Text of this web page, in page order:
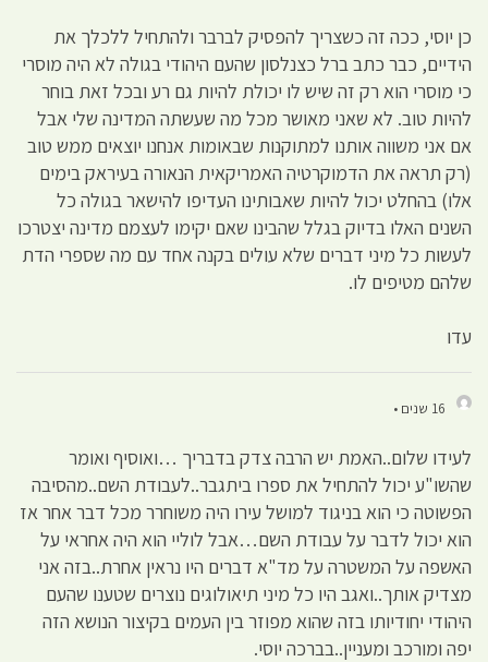
כן יוסי, ככה זה כשצריך להפסיק לברבר ולהתחיל ללכלך את
הידיים, כבר כתב ברל כצנלסון שהעם היהודי בגולה לא היה מוסרי
כי מוסרי הוא רק זה שיש לו יכולת להיות גם רע ובכל זאת בוחר
להיות טוב. לא שאני מאושר מכל מה שעשתה המדינה שלי אבל
אם אני משווה אותנו למתוקנות שבאומות אנחנו יוצאים ממש טוב
(רק תראה את הדמוקרטיה האמריקאית הנאורה בעיראק בימים
אלו) בהחלט יכול להיות שאבותינו העדיפו להישאר בגולה כל
השנים האלו בדיוק בגלל שהבינו שאם יקימו לעצמם מדינה יצטרכו
לעשות כל מיני דברים שלא עולים בקנה אחד עם מה שספרי הדת
שלהם מטיפים לו.
עדו
16 שנים •
לעידו שלום..האמת יש הרבה צדק בדבריך …ואוסיף ואומר
שהשו"ע יכול להתחיל את ספרו ביתגבר..לעבודת השם..מהסיבה
הפשוטה כי הוא בניגוד למושל עירו היה משוחרר מכל דבר אחר אז
הוא יכול לדבר על עבודת השם…אבל לוליי הוא היה אחראי על
האשפה על המשטרה על מד"א דברים היו נראין אחרת..בזה אני
מצדיק אותך..ואגב היו כל מיני תיאולוגים נוצרים שטענו שהעם
היהודי יחודיותו בזה שהוא מפוזר בין העמים בקיצור הנושא הזה
יפה ומורכב ומעניין..בברכה יוסי.